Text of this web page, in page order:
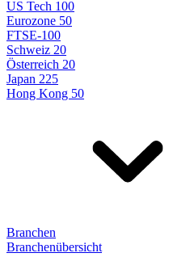
US Tech 100
Eurozone 50
FTSE-100
Schweiz 20
Österreich 20
Japan 225
Hong Kong 50
Branchen
Branchenübersicht